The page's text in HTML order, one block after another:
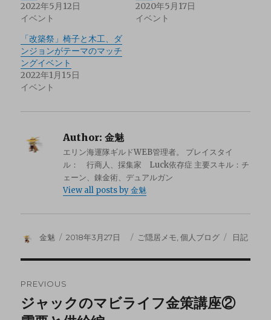
2022年5月12日
イベント
2020年5月17日
イベント
「改築祭」椅子と木工、ダ
ンジョンがテーマのマッチ
ングイベント
2022年1月15日
イベント
Author: 金魅
エリン海運隊ギルドWEB管理者。 プレイスタイ
ル： 行商人、採集家 Luck依存症 主要スキル：チ
ェーン、錬金術、デュアルガン
View all posts by 金魅
金魅 2018年3月27日 ご隠居メモ ,個人ブログ 日記
PREVIOUS
ジャックのマビライフ金策講座②